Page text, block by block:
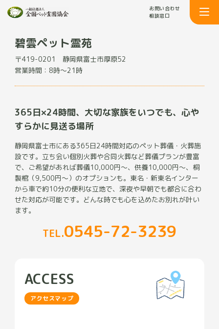
お問い合わせ
相談窓口
碧雲ペット霊苑
〒419-0201
静岡県富士市厚原52
営業時間：8時～21時
365日×24時間、大切な家族をいつでも、心や
すらかに見送る場所
静岡県富士市にある365日24時間対応のペット葬儀・火葬施
設です。立ち会い個別火葬や合同火葬など葬儀プランが豊富
で、ご希望があれば葬儀10,000円〜、供養10,000円〜、桐
製棺（9,500円〜）のオプションも。東名・新東名インター
から車で約10分の便利な立地で、深夜や早朝でも都合に合わ
せた対応が可能です。どんな時でも心を込めたお別れが叶い
ます。
TEL.0545-72-3239
ACCESS
アクセスマップ